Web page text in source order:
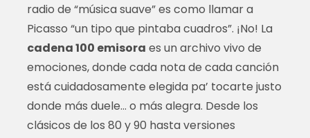
radio de “música suave” es como llamar a
Picasso “un tipo que pintaba cuadros”. ¡No! La
cadena 100 emisora es un archivo vivo de
emociones, donde cada nota de cada canción
está cuidadosamente elegida pa’ tocarte justo
donde más duele… o más alegra. Desde los
clásicos de los 80 y 90 hasta versiones